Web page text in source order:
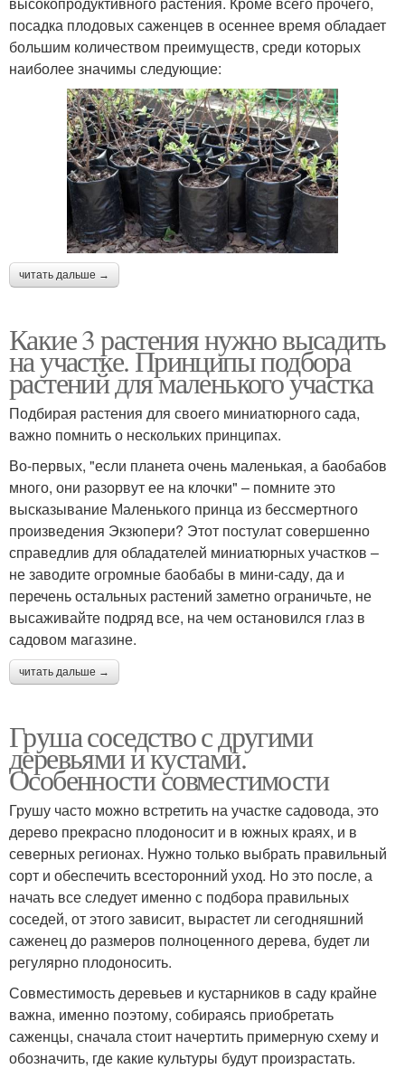
посадка плодовых саженцев в осеннее время обладает
большим количеством преимуществ, среди которых
наиболее значимы следующие:
читать дальше →
Какие 3 растения нужно высадить
на участке. Принципы подбора
растений для маленького участка
Подбирая растения для своего миниатюрного сада,
важно помнить о нескольких принципах.
Во-первых, "если планета очень маленькая, а баобабов
много, они разорвут ее на клочки" – помните это
высказывание Маленького принца из бессмертного
произведения Экзюпери? Этот постулат совершенно
справедлив для обладателей миниатюрных участков –
не заводите огромные баобабы в мини-саду, да и
перечень остальных растений заметно ограничьте, не
высаживайте подряд все, на чем остановился глаз в
садовом магазине.
читать дальше →
Груша соседство с другими
деревьями и кустами.
Особенности совместимости
Грушу часто можно встретить на участке садовода, это
дерево прекрасно плодоносит и в южных краях, и в
северных регионах. Нужно только выбрать правильный
сорт и обеспечить всесторонний уход. Но это после, а
начать все следует именно с подбора правильных
соседей, от этого зависит, вырастет ли сегодняшний
саженец до размеров полноценного дерева, будет ли
регулярно плодоносить.
Совместимость деревьев и кустарников в саду крайне
важна, именно поэтому, собираясь приобретать
саженцы, сначала стоит начертить примерную схему и
обозначить, где какие культуры будут произрастать.